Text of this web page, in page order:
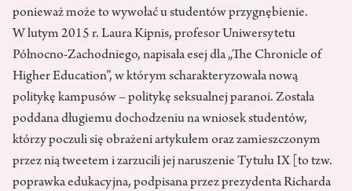
ponieważ może to wywołać u studentów przygnębienie.
W lutym 2015 r. Laura Kipnis, profesor Uniwersytetu
Północno-Zachodniego, napisała esej dla „The Chronicle of
Higher Education”, w którym scharakteryzowała nową
politykę kampusów – politykę seksualnej paranoi. Została
poddana długiemu dochodzeniu na wniosek studentów,
którzy poczuli się obrażeni artykułem oraz zamieszczonym
przez nią tweetem i zarzucili jej naruszenie Tytułu IX [to tzw.
poprawka edukacyjna, podpisana przez prezydenta Richarda